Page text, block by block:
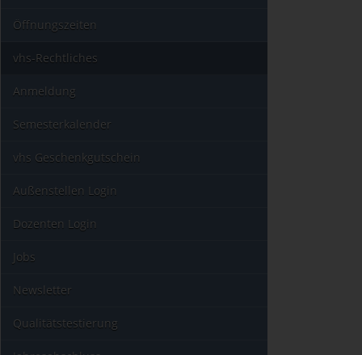
Öffnungszeiten
vhs-Rechtliches
Anmeldung
Semesterkalender
vhs Geschenkgutschein
Außenstellen Login
Dozenten Login
Jobs
Newsletter
Qualitätstestierung